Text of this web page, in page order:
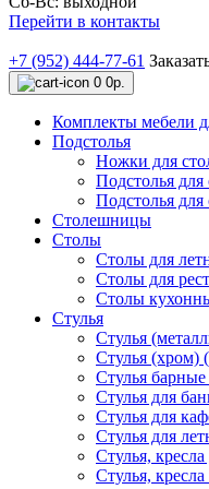
Перейти в контакты
+7 (952) 444-77-61
0 0р.
Комплекты мебели
Подстолья
Ножки для
Подстолья
Подстолья для
Столешницы
Столы
Столы для
Столы для
Столы
Стулья
Стулья
Стулья (хром)
Стулья
Стулья для
Стулья для
Стулья для
Стулья,
Стулья,